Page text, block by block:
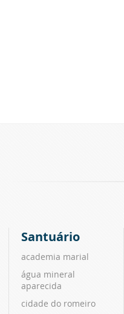
Santuário
academia marial
água mineral
aparecida
cidade do romeiro